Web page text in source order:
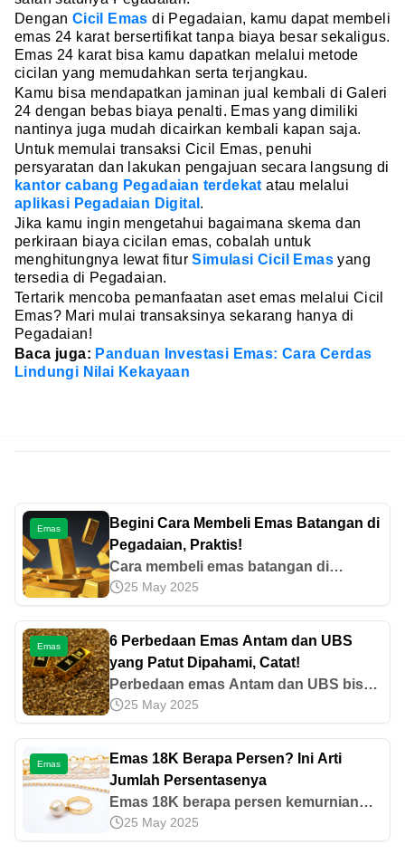
Dengan Cicil Emas di Pegadaian, kamu dapat membeli
emas 24 karat bersertifikat tanpa biaya besar sekaligus.
Emas 24 karat bisa kamu dapatkan melalui metode
cicilan yang memudahkan serta terjangkau.
Kamu bisa mendapatkan jaminan jual kembali di Galeri
24 dengan bebas biaya penalti. Emas yang dimiliki
nantinya juga mudah dicairkan kembali kapan saja.
Untuk memulai transaksi Cicil Emas, penuhi
persyaratan dan lakukan pengajuan secara langsung di
kantor cabang Pegadaian terdekat atau melalui
aplikasi Pegadaian Digital .
Jika kamu ingin mengetahui bagaimana skema dan
perkiraan biaya cicilan emas, cobalah untuk
menghitungnya lewat fiturSimulasi Cicil Emas yang
tersedia di Pegadaian.
Tertarik mencoba pemanfaatan aset emas melalui Cicil
Emas? Mari mulai transaksinya sekarang hanya di
Pegadaian!
Baca juga: Panduan Investasi Emas: Cara Cerdas
Lindungi Nilai Kekayaan
Emas
Begini Cara Membeli Emas Batangan di
Pegadaian, Praktis!
Cara membeli emas batangan di
Pegadaian bisa melalui aplikasi Tring!
by Pegadaian, Cicil Emas, atau secara
langsung. Pahami prosedur
selengkapnya di sini!
25 May 2025
Emas
6 Perbedaan Emas Antam dan UBS
yang Patut Dipahami, Catat!
Perbedaan emas Antam dan UBS bisa
diamati dalam beberapa hal, seperti
produsen, dimensi, harga, dan lain-lain.
Mari ketahui penjelasan lengkapnya di
sini!
25 May 2025
Emas
Emas 18K Berapa Persen? Ini Arti
Jumlah Persentasenya
Emas 18K berapa persen kemurnian
riilnya? Mari cek informasi terkait hal
tersebut selengkapnya di sini agar
25 May 2025